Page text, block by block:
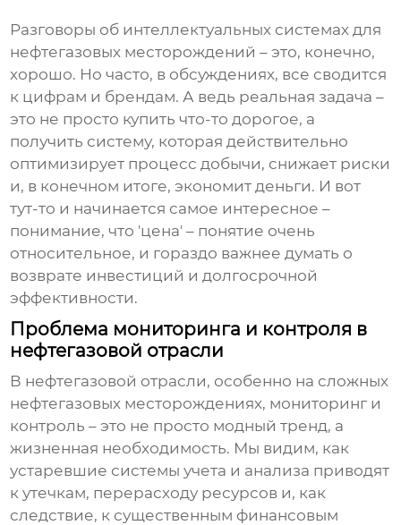
Разговоры об интеллектуальных системах для
нефтегазовых месторождений – это, конечно,
хорошо. Но часто, в обсуждениях, все сводится
к цифрам и брендам. А ведь реальная задача –
это не просто купить что-то дорогое, а
получить систему, которая действительно
оптимизирует процесс добычи, снижает риски
и, в конечном итоге, экономит деньги. И вот
тут-то и начинается самое интересное –
понимание, что 'цена' – понятие очень
относительное, и гораздо важнее думать о
возврате инвестиций и долгосрочной
эффективности.
Проблема мониторинга и контроля в
нефтегазовой отрасли
В нефтегазовой отрасли, особенно на сложных
нефтегазовых месторождениях, мониторинг и
контроль – это не просто модный тренд, а
жизненная необходимость. Мы видим, как
устаревшие системы учета и анализа приводят
к утечкам, перерасходу ресурсов и, как
следствие, к существенным финансовым